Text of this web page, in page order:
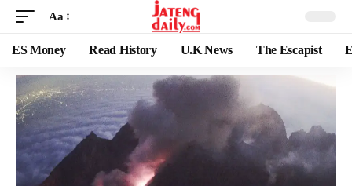
Aa
ES Money Read History U.K News The Escapist